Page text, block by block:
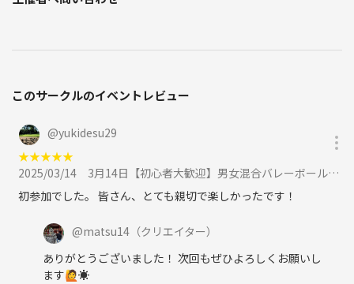
このサークルのイベントレビュー
@yukidesu29
★★★★★
2025/03/14
3月14日【初心者大歓迎】男女混合バレーボール🏐に参加
初参加でした。 皆さん、とても親切で楽しかったです！
@matsu14 （クリエイター）
ありがとうございました！ 次回もぜひよろしくお願いし
ます🙋☀️